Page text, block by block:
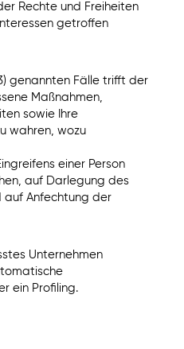
Rechte und Freiheiten
getroffen
genannten Fälle trifft der
Maßnahmen,
sowie Ihre
wahren, wozu
einer Person
auf Darlegung des
auf Anfechtung der
Unternehmen
ein Profiling.